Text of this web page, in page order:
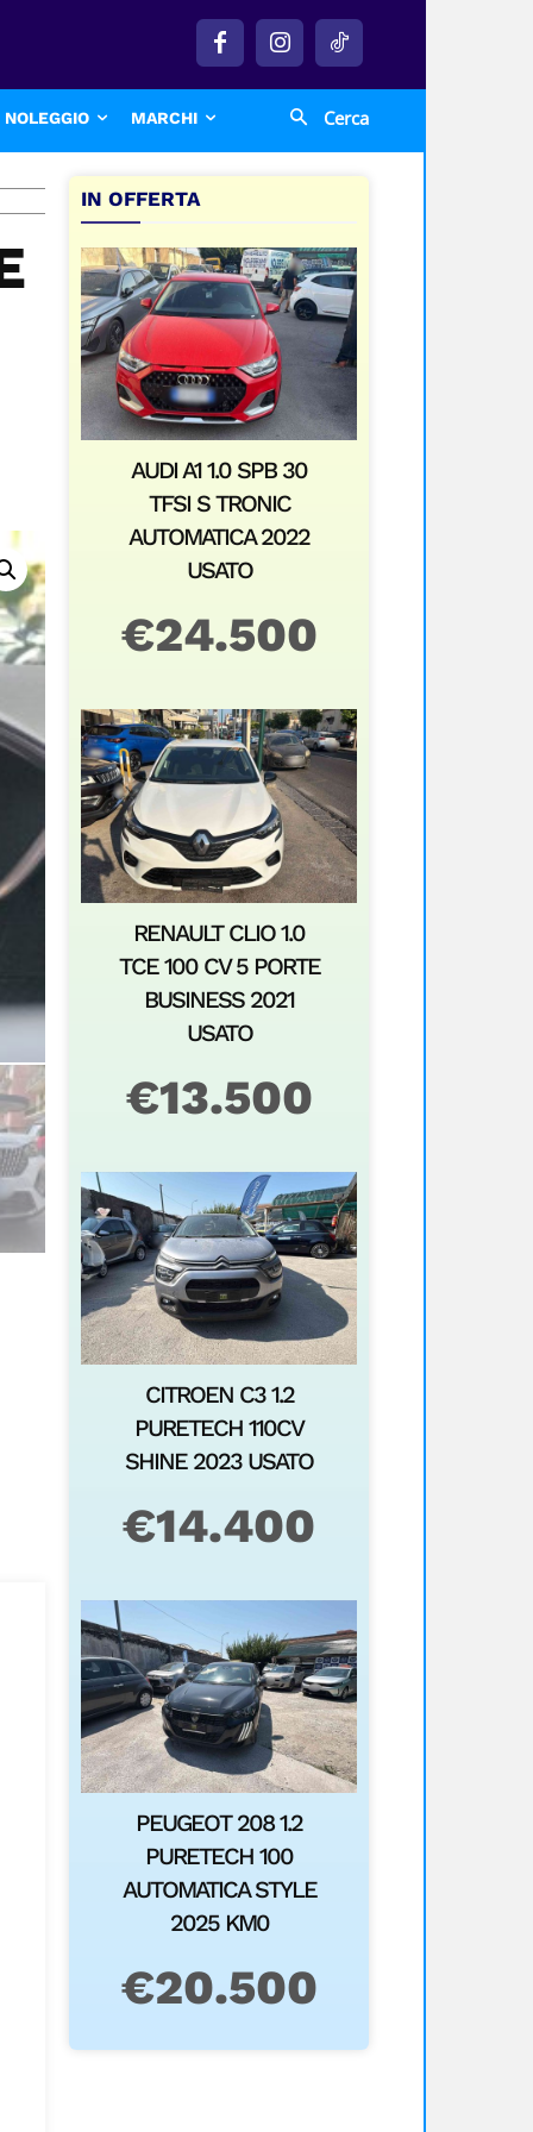
NOLEGGIO MARCHI Cerca
IN OFFERTA
AUDI A1 1.0 SPB 30
TFSI S TRONIC
AUTOMATICA 2022
USATO
€24.500
RENAULT CLIO 1.0
TCE 100 CV 5 PORTE
BUSINESS 2021
USATO
€13.500
CITROEN C3 1.2
PURETECH 110CV
SHINE 2023 USATO
€14.400
PEUGEOT 208 1.2
PURETECH 100
AUTOMATICA STYLE
2025 KM0
€20.500